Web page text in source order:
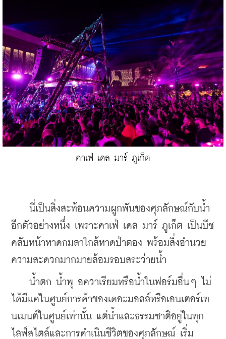
คาเฟ่ เดล มาร์ ภูเก็ต
นี่เป็นสิ่งสะท้อนความผูกพันของศุภลักษณ์กับน้ำ
อีกตัวอย่างหนึ่ง เพราะคาเฟ่ เดล มาร์ ภูเก็ต เป็นบีช
คลับหน้าหาดกมลาใกล้หาดป่าตอง พร้อมสิ่งอำนวย
ความสะดวกมากมายล้อมรอบสระว่ายน้ำ
น้ำตก น้ำพุ อควาเรียมหรือน้ำในฟอร์มอื่นๆ ไม่
ได้มีแค่ในศูนย์การค้าของเดอะมอลล์หรือเอนเตอร์เท
นเมนต์ในศูนย์เท่านั้น แต่น้ำและธรรมชาติอยู่ในทุก
ไลฟ์สไตล์และการดำเนินชีวิตของศุภลักษณ์ เริ่ม